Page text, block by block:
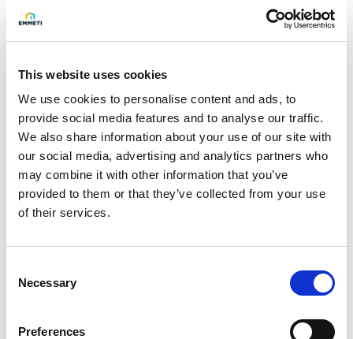
This website uses cookies
We use cookies to personalise content and ads, to
provide social media features and to analyse our traffic.
We also share information about your use of our site with
our social media, advertising and analytics partners who
may combine it with other information that you’ve
provided to them or that they’ve collected from your use
of their services.
Selection
Necessary
Preferences
- Temperatura massima del fluido ammessa: 110 °C
- Forza nominale: 100 N
- Grado di protezione: IP40 sec. EN60529
- Classe di isolamento:II sec. EN 60730
- Misura attacco filettato: M30x1,5
Dati tecniciservomotore 0-10 Vdc
- Tipo di azionamento: 0*10 V DC
- Consumo massimo: 2 VA